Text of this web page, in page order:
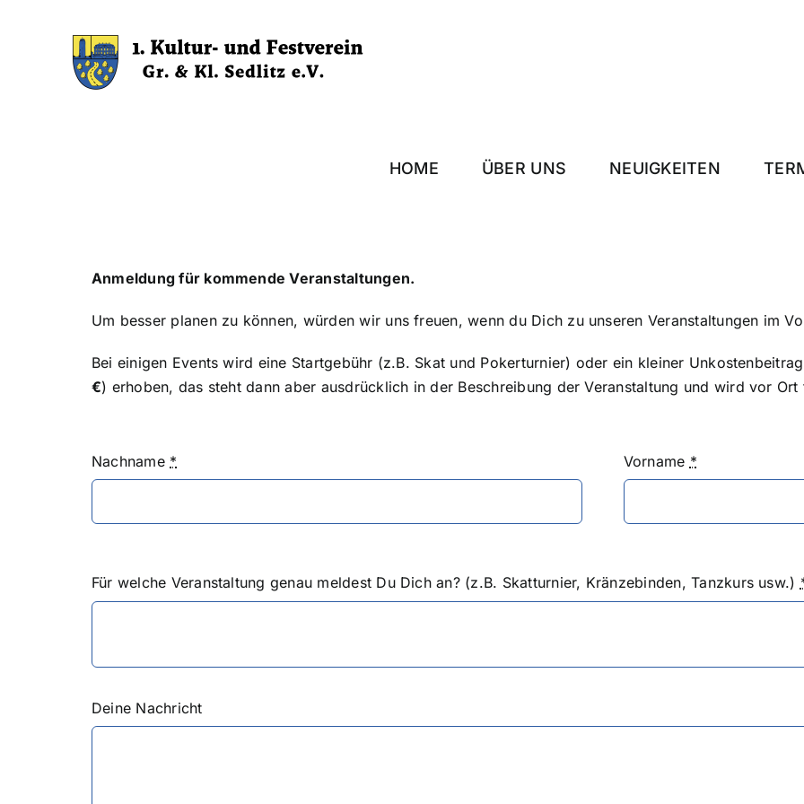
HOME ÜBER UNS NEUIGKEITEN
Anmeldung für kommende Veranstaltungen.
Um besser planen zu können, würden wir uns freuen, wenn du Dich zu unseren Veranstaltungen im
Bei einigen Events wird eine Startgebühr (z.B. Skat und Pokerturnier) oder ein kleiner
€) erhoben, das steht dann aber ausdrücklich in der Beschreibung der Veranstaltung und wird vor
Nachname * Vorname *
Für welche Veranstaltung genau meldest Du Dich an? (z.B. Skatturnier, Kränzebinden, Tanzkurs usw.)
Deine Nachricht